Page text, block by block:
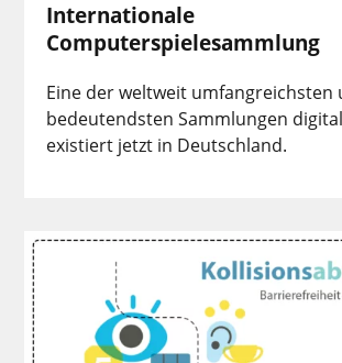
Internationale
Computerspielesammlung
Eine der weltweit umfangreichsten
bedeutendsten Sammlungen
existiert jetzt in Deutschland.